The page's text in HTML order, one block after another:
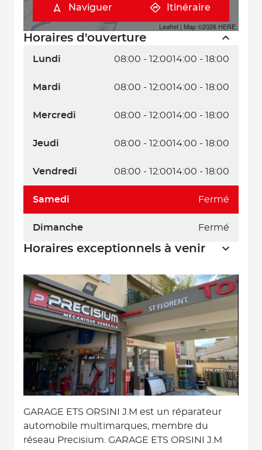
Horaires d'ouverture
Lundi 08:00 - 12:0014:00 - 18:00
Mardi 08:00 - 12:0014:00 - 18:00
Mercredi 08:00 - 12:0014:00 - 18:00
Jeudi 08:00 - 12:0014:00 - 18:00
Vendredi 08:00 - 12:0014:00 - 18:00
Samedi Fermé
Dimanche Fermé
Horaires exceptionnels à venir
Leaflet | Map ©2026 HERE
Naviguer Itinéraire
GARAGE ETS ORSINI J.M est un réparateur
automobile multimarques, membre du
réseau Precisium. GARAGE ETS ORSINI J.M